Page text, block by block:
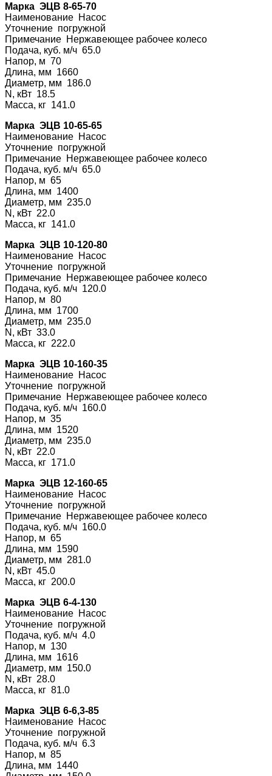
Марка ЭЦВ 8-65-70
Наименование Насос
Уточнение погружной
Примечание Нержавеющее рабочее колесо
Подача, куб. м/ч 65.0
Напор, м 70
Длина, мм 1660
Диаметр, мм 186.0
N, кВт 18.5
Масса, кг 141.0
Марка ЭЦВ 10-65-65
Наименование Насос
Уточнение погружной
Примечание Нержавеющее рабочее колесо
Подача, куб. м/ч 65.0
Напор, м 65
Длина, мм 1400
Диаметр, мм 235.0
N, кВт 22.0
Масса, кг 141.0
Марка ЭЦВ 10-120-80
Наименование Насос
Уточнение погружной
Примечание Нержавеющее рабочее колесо
Подача, куб. м/ч 120.0
Напор, м 80
Длина, мм 1700
Диаметр, мм 235.0
N, кВт 33.0
Масса, кг 222.0
Марка ЭЦВ 10-160-35
Наименование Насос
Уточнение погружной
Примечание Нержавеющее рабочее колесо
Подача, куб. м/ч 160.0
Напор, м 35
Длина, мм 1520
Диаметр, мм 235.0
N, кВт 22.0
Масса, кг 171.0
Марка ЭЦВ 12-160-65
Наименование Насос
Уточнение погружной
Примечание Нержавеющее рабочее колесо
Подача, куб. м/ч 160.0
Напор, м 65
Длина, мм 1590
Диаметр, мм 281.0
N, кВт 45.0
Масса, кг 200.0
Марка ЭЦВ 6-4-130
Наименование Насос
Уточнение погружной
Подача, куб. м/ч 4.0
Напор, м 130
Длина, мм 1616
Диаметр, мм 150.0
N, кВт 28.0
Масса, кг 81.0
Марка ЭЦВ 6-6,3-85
Наименование Насос
Уточнение погружной
Подача, куб. м/ч 6.3
Напор, м 85
Длина, мм 1440